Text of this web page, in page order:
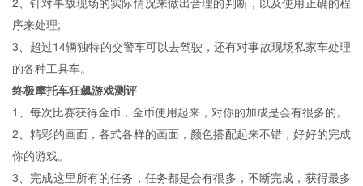
序来处理;
3、超过14辆独特的交警车可以去驾驶，还有对事故现场私家车处理
的各种工具车。
终极摩托车狂飙游戏测评
1、每次比赛获得金币，金币使用起来，对你的加成是会有很多的。
2、精彩的画面，各式各样的画面，颜色搭配起来不错，好好的完成
你的游戏。
3、完成这里所有的任务，任务都是会有很多，不断完成，获得最多